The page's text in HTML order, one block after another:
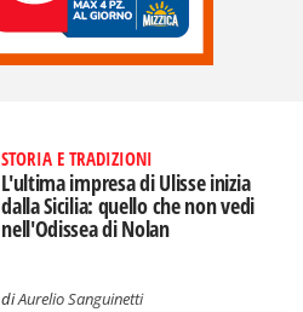
STORIA E TRADIZIONI
L'ultima impresa di Ulisse inizia
dalla Sicilia: quello che non vedi
nell'Odissea di Nolan
diAurelio Sanguinetti